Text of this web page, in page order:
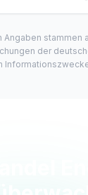
stammen
der